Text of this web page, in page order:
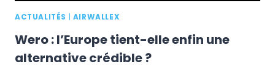
ACTUALITÉS AIRWALLEX
Wero : l’Europe tient-elle enfin une
alternative crédible ?